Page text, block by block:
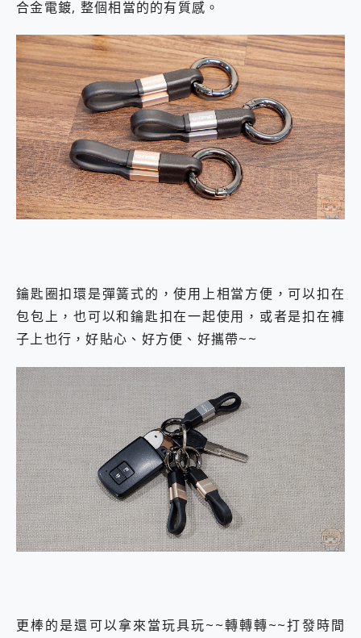
合金電鍍, 整個相當的的有質感。
鑰匙圈扣環是彈簧式的，使用上相當方便，可以扣在
包包上，也可以和鑰匙扣在一起使用，或者是扣在褲
子上也行，好貼心、好方便、好攜帶~~
更棒的是還可以拿來當玩具玩~~轉轉轉~~打發時間